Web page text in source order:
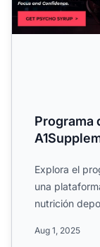
Programa
Explora el
una
nutrición
Aug 1, 2025